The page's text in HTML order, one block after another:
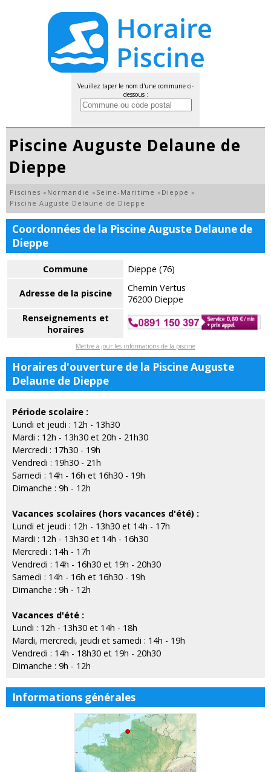
Veuillez taper le nom d'une commune ci-
dessous :
Piscine Auguste Delaune de
Dieppe
Piscines » Normandie » Seine-Maritime » Dieppe »
Piscine Auguste Delaune de Dieppe
Coordonnées de la Piscine Auguste Delaune de
Dieppe
Commune Dieppe (76)
Adresse de la piscine
Chemin Vertus
76200 Dieppe
Renseignements et
horaires
Mettre à jour les informations de la piscine
Horaires d'ouverture de la Piscine Auguste
Delaune de Dieppe
Période scolaire :
Lundi et jeudi : 12h - 13h30
Mardi : 12h - 13h30 et 20h - 21h30
Mercredi : 17h30 - 19h
Vendredi : 19h30 - 21h
Samedi : 14h - 16h et 16h30 - 19h
Dimanche : 9h - 12h
Vacances scolaires (hors vacances d'été) :
Lundi et jeudi : 12h - 13h30 et 14h - 17h
Mardi : 12h - 13h30 et 14h - 16h30
Mercredi : 14h - 17h
Vendredi : 14h - 16h30 et 19h - 20h30
Samedi : 14h - 16h et 16h30 - 19h
Dimanche : 9h - 12h
Vacances d'été :
Lundi : 12h - 13h30 et 14h - 18h
Mardi, mercredi, jeudi et samedi : 14h - 19h
Vendredi : 14h - 18h30 et 19h - 20h30
Dimanche : 9h - 12h
Informations générales